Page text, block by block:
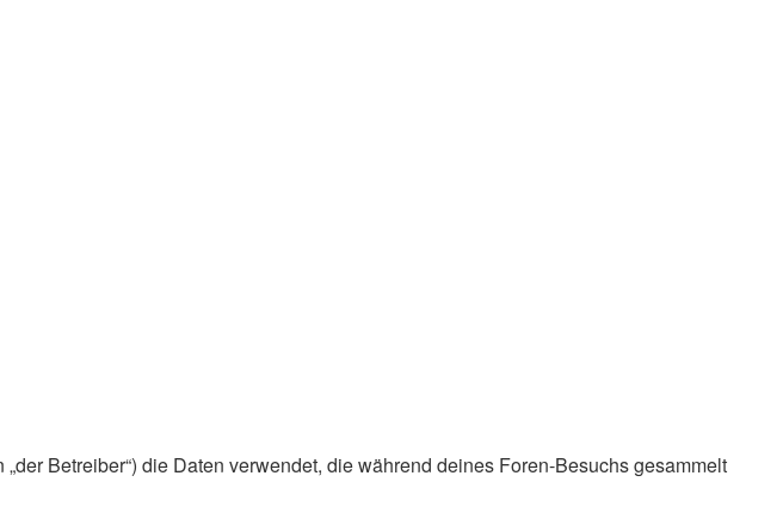
Betreiber“) die Daten verwendet, die während deines Foren-Besuchs gesammelt